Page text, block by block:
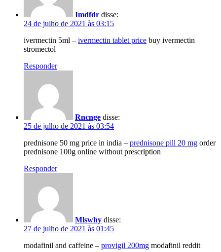
Imdfdr disse:
24 de julho de 2021 às 03:15
ivermectin 5ml – ivermectin tablet price buy ivermectin
stromectol
Responder
Rncnge disse:
25 de julho de 2021 às 03:54
prednisone 50 mg price in india – prednisone pill 20 mg order
prednisone 100g online without prescription
Responder
Mlswhy disse:
27 de julho de 2021 às 01:45
modafinil and caffeine – provigil 200mg modafinil reddit